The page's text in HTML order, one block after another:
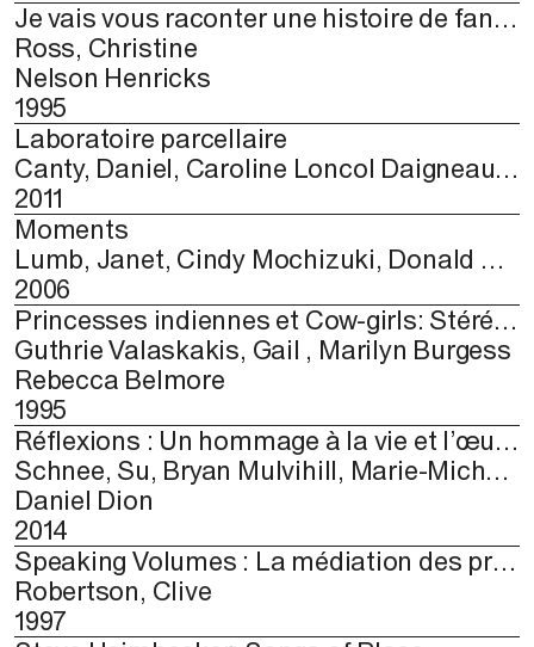
Je vais vous raconter une histoire de fantômes : Vidéos de Nelson Henricks
Ross, Christine
Nelson Henricks
1995
Laboratoire parcellaire
Canty, Daniel, Caroline Loncol Daigneault, Chantal Neveu, Jack Stanley
2011
Moments
Lumb, Janet, Cindy Mochizuki, Donald Quan, Tetsuro Shigematsu, Roger Sinha
2006
Princesses indiennes et Cow-girls: Stéréotypes de la frontière
Guthrie Valaskakis, Gail , Marilyn Burgess
Rebecca Belmore
1995
Réflexions : Un hommage à la vie et l’œuvre de Daniel Dion (1958-2014)
Schnee, Su, Bryan Mulvihill, Marie-Michèle Cron, J.R. Carpenter, Richard Gagnier
Daniel Dion
2014
Speaking Volumes : La médiation des pratiques artistiques
Robertson, Clive
1997